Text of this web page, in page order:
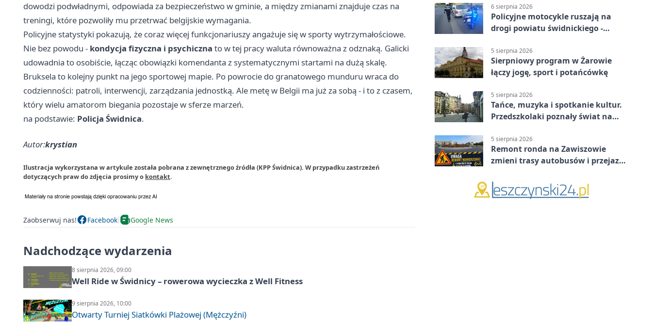
dowodzi podwładnymi, odpowiada za bezpieczeństwo w gminie, a między zmianami znajduje czas na
treningi, które pozwoliły mu przetrwać belgijskie wymagania.
Policyjne statystyki pokazują, że coraz więcej funkcjonariuszy angażuje się w sporty wytrzymałościowe.
Nie bez powodu - kondycja fizyczna i psychiczna to w tej pracy waluta równoważna z odznaką. Galicki
udowadnia to osobiście, łącząc obowiązki komendanta z systematycznymi startami na dużą skalę.
Bruksela to kolejny punkt na jego sportowej mapie. Po powrocie do granatowego munduru wraca do
codzienności: patroli, interwencji, zarządzania jednostką. Ale metę w Belgii ma już za sobą - i to z czasem,
który wielu amatorom biegania pozostaje w sferze marzeń.
na podstawie: Policja Świdnica.
Autor:krystian
Ilustracja wykorzystana w artykule została pobrana z zewnętrznego źródła (KPP Świdnica). W przypadku zastrzeżeń
dotyczących praw do zdjęcia prosimy o kontakt.
Zaobserwuj nas! Facebook Google News
Nadchodzące wydarzenia
8 sierpnia 2026, 09:00
Well Ride w Świdnicy – rowerowa wycieczka z Well Fitness
9 sierpnia 2026, 10:00
Otwarty Turniej Siatkówki Plażowej (Mężczyźni)
6 sierpnia 2026
Policyjne motocykle ruszają na
drogi powiatu świdnickiego -
5 sierpnia 2026
Sierpniowy program w Żarowie
łączy jogę, sport i potańcówkę
5 sierpnia 2026
Tańce, muzyka i spotkanie kultur.
Przedszkolaki poznały świat na
5 sierpnia 2026
Remont ronda na Zawiszowie
zmieni trasy autobusów i przejazd